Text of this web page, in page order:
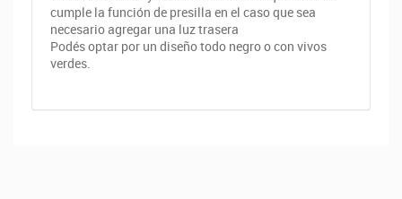
cumple la función de presilla en el caso que sea
necesario agregar una luz trasera
Podés optar por un diseño todo negro o con vivos
verdes.